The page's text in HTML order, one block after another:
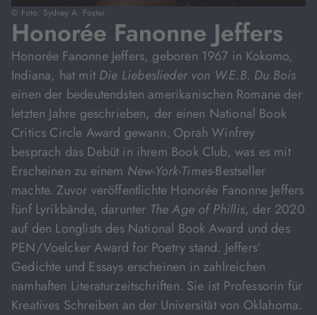
© Foto: Sydney A. Foster
Honorée Fanonne Jeffers
Honorée Fanonne Jeffers, geboren 1967 in Kokomo,
Indiana, hat mit Die Liebeslieder von W.E.B. Du Bois
einen der bedeutendsten amerikanischen Romane der
letzten Jahre geschrieben, der einen National Book
Critics Circle Award gewann. Oprah Winfrey
besprach das Debüt in ihrem Book Club, was es mit
Erscheinen zu einem New-York-Times-Bestseller
machte. Zuvor veröffentlichte Honorée Fanonne Jeffers
fünf Lyrikbände, darunter The Age of Phillis, der 2020
auf den Longlists des National Book Award und des
PEN/Voelcker Award for Poetry stand. Jeffers‘
Gedichte und Essays erscheinen in zahlreichen
namhaften Literaturzeitschriften. Sie ist Professorin für
Kreatives Schreiben an der Universität von Oklahoma.